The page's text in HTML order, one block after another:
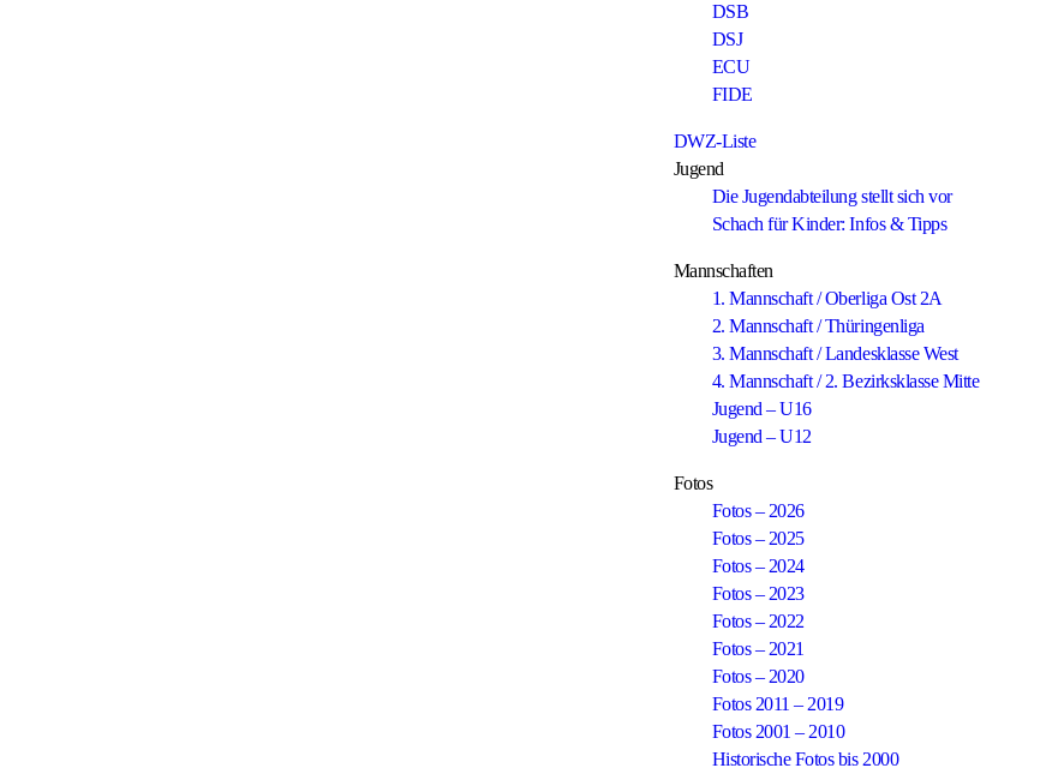
DSB
DSJ
ECU
FIDE
DWZ-Liste
Jugend
Die Jugendabteilung stellt sich vor
Schach für Kinder: Infos & Tipps
Mannschaften
1. Mannschaft / Oberliga Ost 2A
2. Mannschaft / Thüringenliga
3. Mannschaft / Landesklasse West
4. Mannschaft / 2. Bezirksklasse Mitte
Jugend – U16
Jugend – U12
Fotos
Fotos – 2026
Fotos – 2025
Fotos – 2024
Fotos – 2023
Fotos – 2022
Fotos – 2021
Fotos – 2020
Fotos 2011 – 2019
Fotos 2001 – 2010
Historische Fotos bis 2000